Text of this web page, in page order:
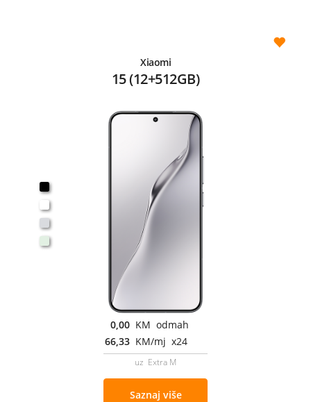
Xiaomi
15 (12+512GB)
0,00 KM odmah
66,33 KM/mj x24
uz Extra M
Saznaj više